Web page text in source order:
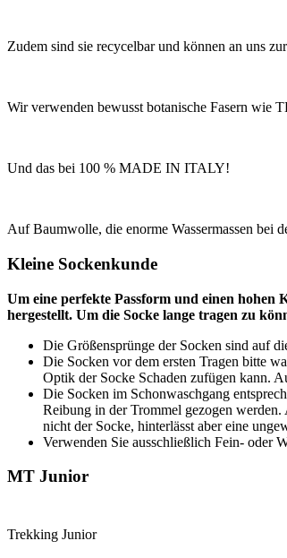
Zudem sind sie recycelbar und können an uns
Wir verwenden bewusst botanische Fasern
Und das bei 100 % MADE IN ITALY!
Auf Baumwolle, die enorme Wassermassen bei
Kleine Sockenkunde
Um eine perfekte Passform und einen hohen
hergestellt. Um die Socke lange tragen zu
Die Größensprünge der Socken sind auf
Die Socken vor dem ersten Tragen bitte
Optik der Socke Schaden zufügen kann.
Die Socken im Schonwaschgang
Reibung in der Trommel gezogen
nicht der Socke, hinterlässt aber eine
Verwenden Sie ausschließlich Fein- oder
MT Junior
Trekking Junior